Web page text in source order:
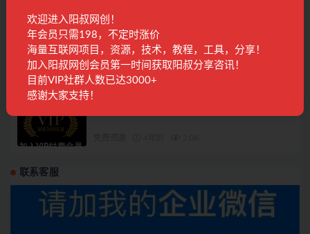
特别适合新手的小项目：资料号引流月变现
1W+
免费资源 4年前 1.4K
联系客服
欢迎进入阳叔网创！
年会员只需198，不定时涨价
海量互联网项目，资源，技术，教程，工具，分享！
加入阳叔网创会员第一时间获取阳叔分享咨讯！
目前VIP社群人数已达3000+
感谢大家支持！